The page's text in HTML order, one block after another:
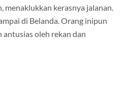
menaklukkan kerasnya jalanan.
di Belanda. Orang inipun
antusias oleh rekan dan